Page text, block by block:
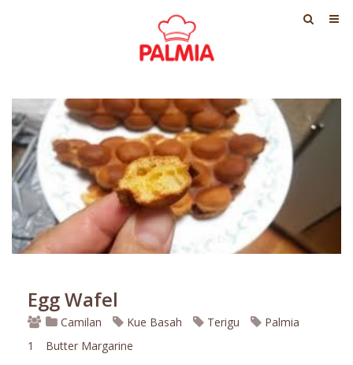
Egg Wafel
1
Camilan Kue Basah Terigu
Palmia
Butter Margarine